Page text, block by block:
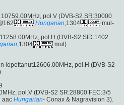
10759.00MHz, pol.V (DVB-S2 SR:30000
162
Hungarian ,1304
mul-
pol.H (DVB-S2 SID:1402
,1304
mul)
lopettanut12606.00MHz, pol.H (DVB-S2
pol.V (DVB-S2 SR:28800 FEC:3/5
aac Hungarian- Conax & Nagravision 3).